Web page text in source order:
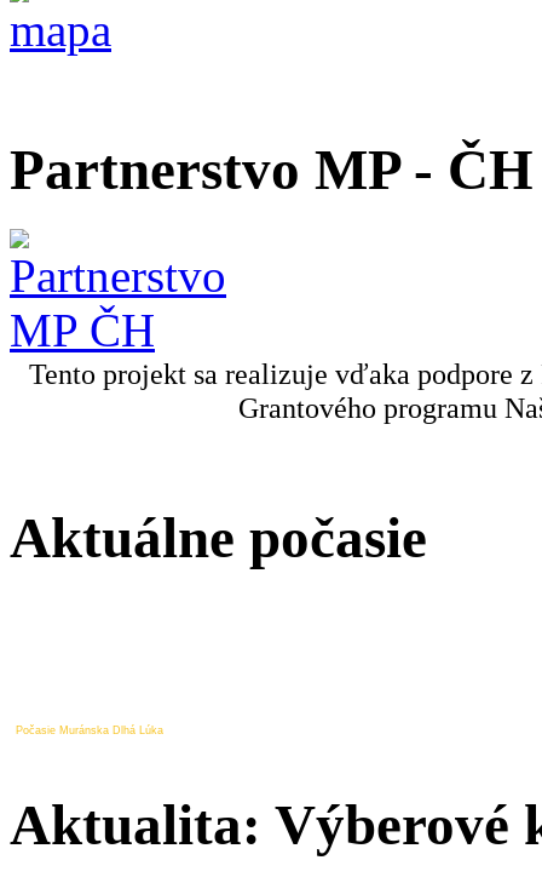
Partnerstvo MP - ČH
Tento projekt sa realizuje vďaka podpore
Grantového programu
Aktuálne počasie
Počasie Muránska Dlhá Lúka
Aktualita: Výberové